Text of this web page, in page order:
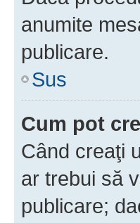
anumite
publicare.
Sus
Cum pot
Când creaţi
ar trebui să
publicare;